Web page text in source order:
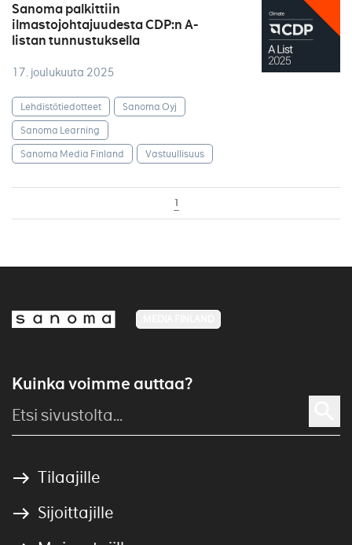
Sanoma palkittiin
ilmastojohtajuudesta CDP:n A-
listan tunnustuksella
17. joulukuuta 2025
Lehdistötiedotteet
Sanoma Oyj
Sanoma Learning
Sanoma Media Finland
Vastuullisuus
1
Kuinka voimme auttaa?
Tilaajille
Sijoittajille